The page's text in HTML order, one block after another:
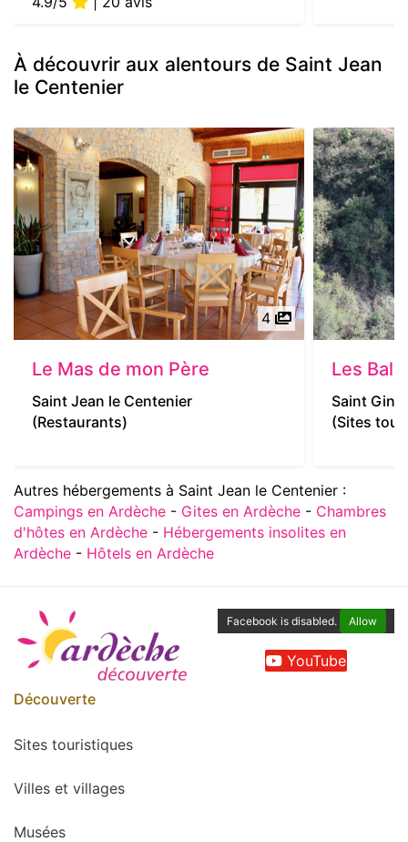
À découvrir aux alentours de Saint Jean
le Centenier
4
Le Mas de mon Père
Saint Jean le Centenier
(Restaurants)
Les
Saint
(Sites
Autres hébergements à Saint Jean le Centenier :
Campings en Ardèche - Gites en Ardèche - Chambres
d'hôtes en Ardèche - Hébergements insolites en
Ardèche - Hôtels en Ardèche
Facebook is disabled. Allow
YouTube
Découverte
Sites touristiques
Villes et villages
Musées